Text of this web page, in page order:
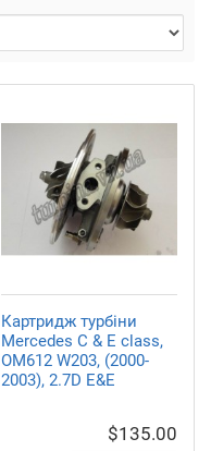
Картридж турбіни
Mercedes C & E class,
OM612 W203, (2000-
2003), 2.7D E&E
$135.00